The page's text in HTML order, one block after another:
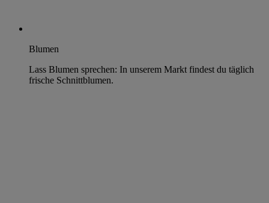
Blumen
Lass Blumen sprechen: In unserem Markt findest du täglich
frische Schnittblumen.